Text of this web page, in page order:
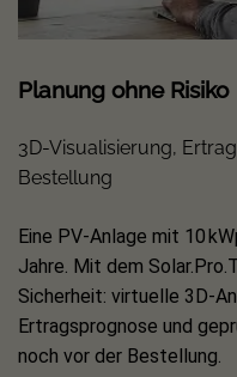
Hausbesitzer.
er ist ein nachhaltiger
Energien.
Speicher
Vier PV-Zaunfelder
bifaziales
Abschlusspfosten
Planung ohne Risiko
3D-Visualisierung,
Bestellung
Eine PV-Anlage mit 10
Jahre. Mit dem
Sicherheit: virtuelle 3D-
Ertragsprognose und
noch vor der Bestellung.